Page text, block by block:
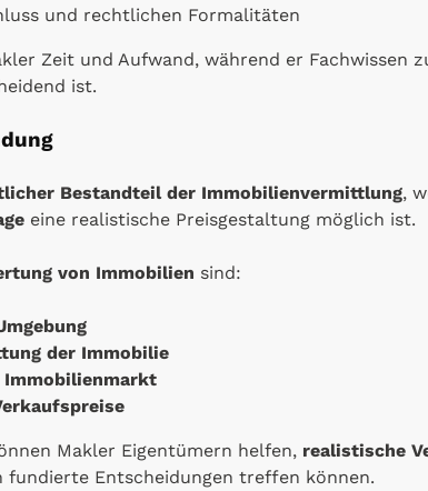
und rechtlichen Formalitäten
Zeit und Aufwand, während er Fachwissen
ist.
Bestandteil der Immobilienvermittlung,
eine realistische Preisgestaltung möglich ist.
von Immobilien sind:
der Immobilie
Immobilienmarkt
Makler Eigentümern helfen, realistische
fundierte Entscheidungen treffen können.